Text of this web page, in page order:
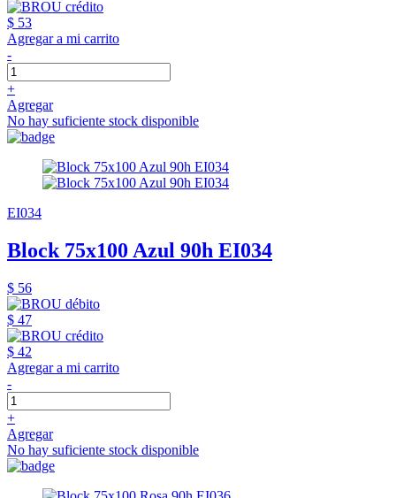
$ 53
Agregar a mi carrito
-
+
Agregar
No hay suficiente stock disponible
EI034
Block 75x100 Azul 90h EI034
$ 56
$ 47
$ 42
Agregar a mi carrito
-
+
Agregar
No hay suficiente stock disponible